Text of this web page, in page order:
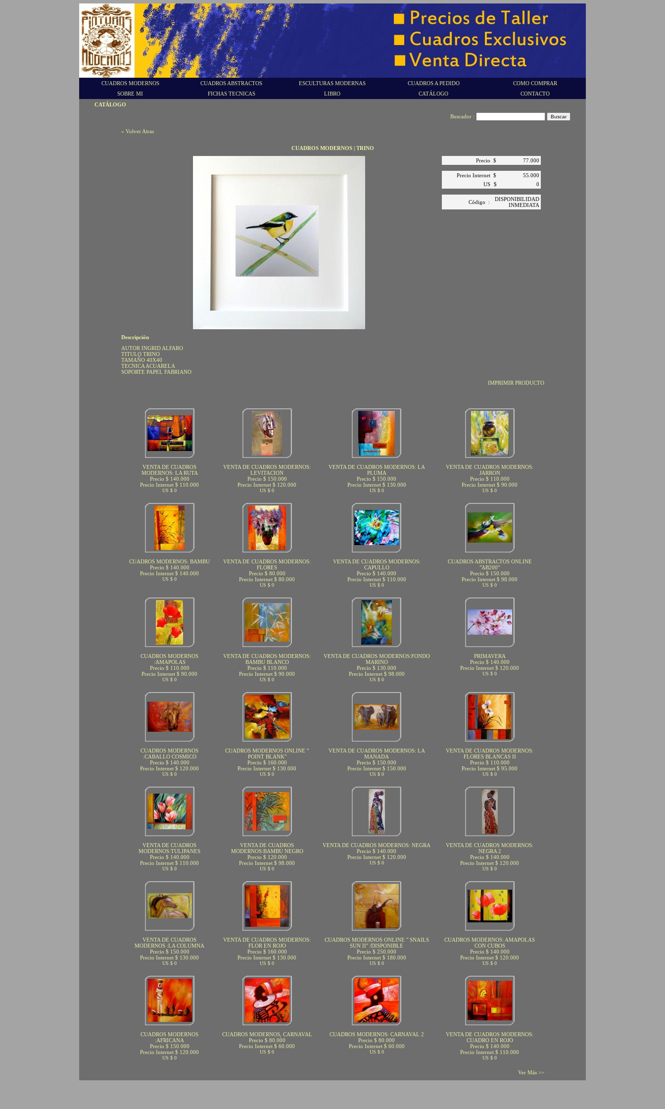
CUADROS MODERNOS CUADROS ABSTRACTOS ESCULTURAS MODERNAS CUADROS A PEDIDO
COMO COMPRAR
SOBRE MI
FICHAS TECNICAS LIBRO CATÁLOGO
CONTACTO
CATÁLOGO
Buscador :
« Volver Atras
CUADROS MODERNOS | TRINO
Precio $ 77.000
Precio Internet $
55.000
US
$ 0
Código :
DISPONIBILIDAD
INMEDIATA
Descripción
AUTOR INGRID ALFARO
TITULO TRINO
TAMAÑO 40X40
TECNICA ACUARELA
SOPORTE PAPEL FABRIANO
IMPRIMIR PRODUCTO
VENTA DE CUADROS
MODERNOS: LA RUTA
Precio $ 140.000
Precio Internet $ 110.000
US $ 0
VENTA DE CUADROS MODERNOS:
LEVITACION
Precio $ 150.000
Precio Internet $ 120.000
US $ 0
VENTA DE CUADROS MODERNOS: LA
PLUMA
Precio $ 150.000
Precio Internet $ 130.000
US $ 0
VENTA DE CUADROS MODERNOS:
JARRON
Precio $ 110.000
Precio Internet $ 90.000
US $ 0
CUADROS MODERNOS: BAMBU
Precio $ 140.000
Precio Internet $ 140.000
US $ 0
VENTA DE CUADROS MODERNOS:
FLORES
Precio $ 80.000
Precio Internet $ 80.000
US $ 0
VENTA DE CUADROS MODERNOS:
CAPULLO
Precio $ 140.000
Precio Internet $ 110.000
US $ 0
CUADROS ABSTRACTOS ONLINE
"AB200"
Precio $ 150.000
Precio Internet $ 98.000
US $ 0
CUADROS MODERNOS
:AMAPOLAS
Precio $ 110.000
Precio Internet $ 90.000
US $ 0
VENTA DE CUADROS MODERNOS:
BAMBU BLANCO
Precio $ 110.000
Precio Internet $ 90.000
US $ 0
VENTA DE CUADROS MODERNOS:FONDO
MARINO
Precio $ 130.000
Precio Internet $ 98.000
US $ 0
PRIMAVERA
Precio $ 140.000
Precio Internet $ 120.000
US $ 0
CUADROS MODERNOS
:CABALLO COSMICO
Precio $ 140.000
Precio Internet $ 120.000
US $ 0
CUADROS MODERNOS ONLINE "
POINT BLANK"
Precio $ 160.000
Precio Internet $ 130.000
US $ 0
VENTA DE CUADROS MODERNOS: LA
MANADA
Precio $ 150.000
Precio Internet $ 150.000
US $ 0
VENTA DE CUADROS MODERNOS:
FLORES BLANCAS II
Precio $ 110.000
Precio Internet $ 95.000
US $ 0
VENTA DE CUADROS
MODERNOS:TULIPANES
Precio $ 140.000
Precio Internet $ 110.000
US $ 0
VENTA DE CUADROS
MODERNOS:BAMBU NEGRO
Precio $ 120.000
Precio Internet $ 98.000
US $ 0
VENTA DE CUADROS MODERNOS: NEGRA
Precio $ 140.000
Precio Internet $ 120.000
US $ 0
VENTA DE CUADROS MODERNOS:
NEGRA 2
Precio $ 140.000
Precio Internet $ 120.000
US $ 0
VENTA DE CUADROS
MODERNOS :LA COLUMNA
Precio $ 150.000
Precio Internet $ 130.000
US $ 0
VENTA DE CUADROS MODERNOS:
FLOR EN ROJO
Precio $ 160.000
Precio Internet $ 130.000
US $ 0
CUADROS MODERNOS ONLINE " SNAILS
SUN II" /DISPONIBLE
Precio $ 250.000
Precio Internet $ 180.000
US $ 0
CUADROS MODERNOS: AMAPOLAS
CON CUBOS
Precio $ 140.000
Precio Internet $ 120.000
US $ 0
CUADROS MODERNOS
:AFRICANA
Precio $ 150.000
Precio Internet $ 120.000
US $ 0
CUADROS MODERNOS, CARNAVAL
Precio $ 80.000
Precio Internet $ 60.000
US $ 0
CUADROS MODERNOS: CARNAVAL 2
Precio $ 80.000
Precio Internet $ 60.000
US $ 0
VENTA DE CUADROS MODERNOS:
CUADRO EN ROJO
Precio $ 140.000
Precio Internet $ 110.000
US $ 0
Ver Más >>